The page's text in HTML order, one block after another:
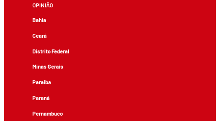
OPINIÃO
Bahia
Ceará
Distrito Federal
Minas Gerais
Paraíba
Paraná
Pernambuco